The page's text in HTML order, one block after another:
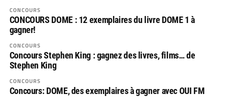
CONCOURS
CONCOURS DOME : 12 exemplaires du livre DOME 1 à
gagner!
CONCOURS
Concours Stephen King : gagnez des livres, films… de
Stephen King
CONCOURS
Concours: DOME, des exemplaires à gagner avec OUI FM